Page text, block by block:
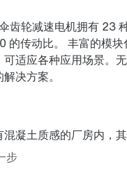
齿轮减速电机拥有 23
的传动比。 丰富的模
可适应各种应用场景
决方案。